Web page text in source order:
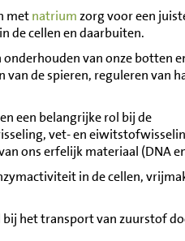
metnatriumzorg voor een
de cellen en daarbuiten.
onderhouden van onze botten
van de spieren, reguleren van
een belangrijke rol bij de
vet- en
ons erfelijk materiaal (DNA
in de cellen,
bij het transport van zuurstof